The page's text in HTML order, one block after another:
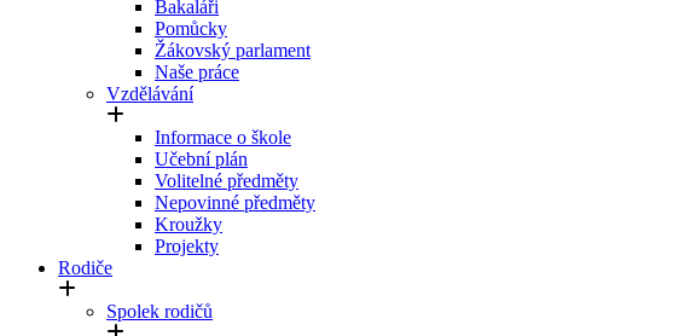
Bakaláři
Pomůcky
Žákovský parlament
Naše práce
Vzdělávání
Informace o škole
Učební plán
Volitelné předměty
Nepovinné předměty
Kroužky
Projekty
Rodiče
Spolek rodičů